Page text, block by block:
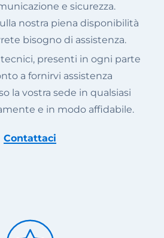
e sicurezza.
nostra piena disponibilità
bisogno di assistenza.
presenti in ogni parte
a fornirvi assistenza
la vostra sede in qualsiasi
e in modo affidabile.
Contattaci